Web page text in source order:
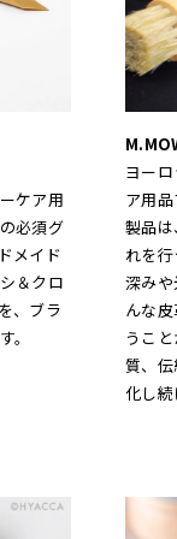
ケア用
必須グ
メイド
＆クロ
、ブラ
。
ヨー
ア用
製品
れを
深み
んな
うこ
質、
化し続